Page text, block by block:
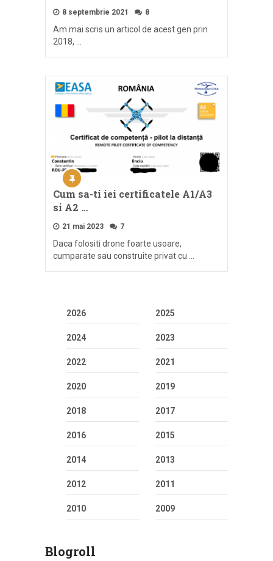
8 septembrie 2021 8
Am mai scris un articol de acest gen prin
2018, …
Cum sa-ti iei certificatele A1/A3
si A2 …
21 mai 2023 7
Daca folositi drone foarte usoare,
cumparate sau construite privat cu …
2026 2025
2024 2023
2022 2021
2020 2019
2018 2017
2016 2015
2014 2013
2012 2011
2010 2009
Blogroll